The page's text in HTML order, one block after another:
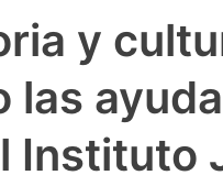
y
Instituto